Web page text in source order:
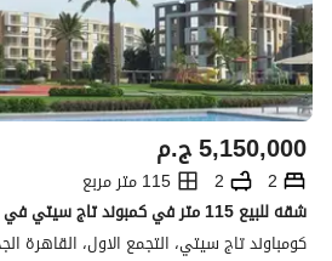
ج.م5,150,000
2
2
115 متر مربع
كومباوند تاج سيتي، التجمع الاول، القاهرة